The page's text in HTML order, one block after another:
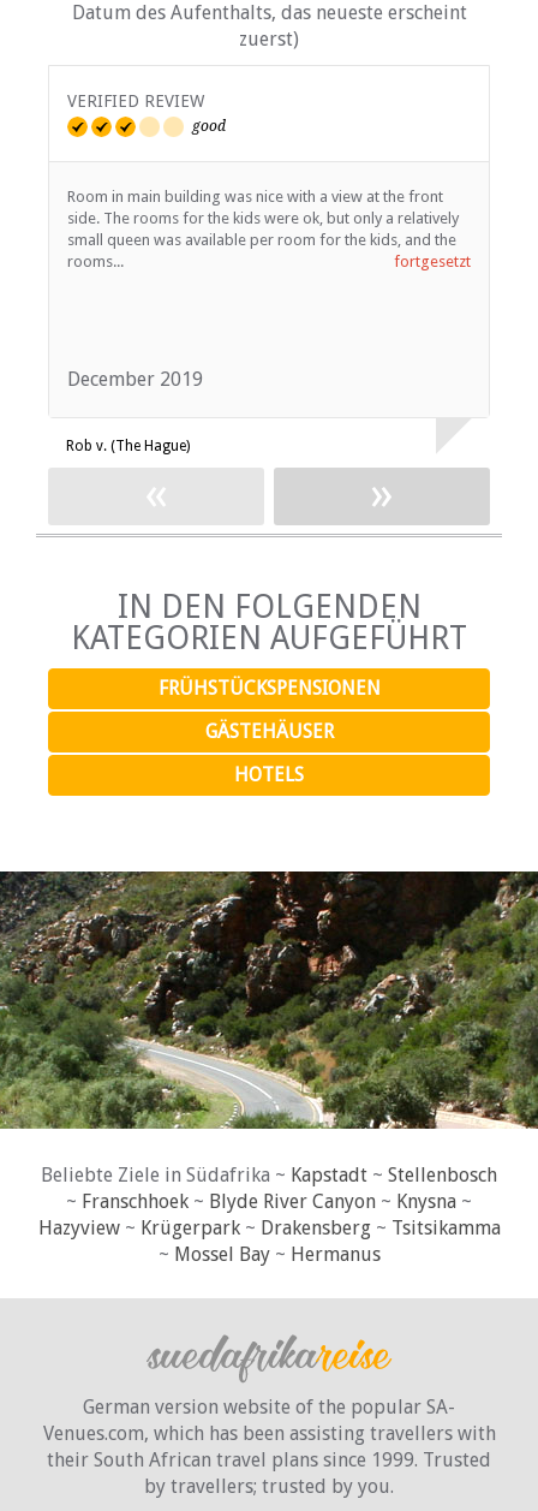
Datum des Aufenthalts, das neueste erscheint
zuerst)
VERIFIED REVIEW
good
Room in main building was nice with a view at the front
side. The rooms for the kids were ok, but only a relatively
small queen was available per room for the kids, and the
rooms...
fortgesetzt
December 2019
Rob v. (The Hague)
« »
IN DEN FOLGENDEN
KATEGORIEN AUFGEFÜHRT
FRÜHSTÜCKSPENSIONEN
GÄSTEHÄUSER
HOTELS
Beliebte Ziele in Südafrika ~ Kapstadt ~ Stellenbosch
~ Franschhoek ~ Blyde River Canyon ~ Knysna ~
Hazyview~ Krügerpark~ Drakensberg~ Tsitsikamma
~ Mossel Bay~ Hermanus
German version website of the popular SA-
Venues.com, which has been assisting travellers with
their South African travel plans since 1999. Trusted
by travellers; trusted by you.